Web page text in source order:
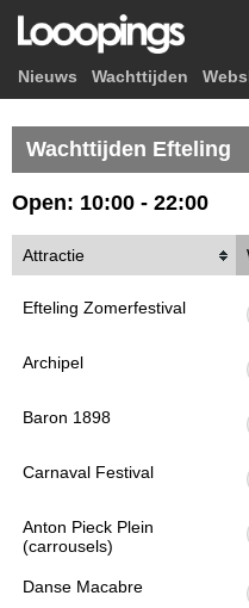
Nieuws Wachttijden
Wachttijden Efteling
Open: 10:00 - 22:00
Attractie
Efteling Zomerfestival
Archipel
Baron 1898
Carnaval Festival
Anton Pieck Plein
(carrousels)
Danse Macabre